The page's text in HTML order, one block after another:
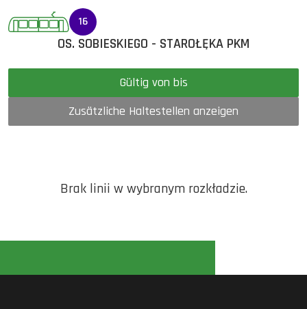
16
OS. SOBIESKIEGO - STAROŁĘKA PKM
Gültig von bis
Zusätzliche Haltestellen anzeigen
Brak linii w wybranym rozkładzie.